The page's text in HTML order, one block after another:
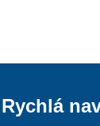
Rychlá